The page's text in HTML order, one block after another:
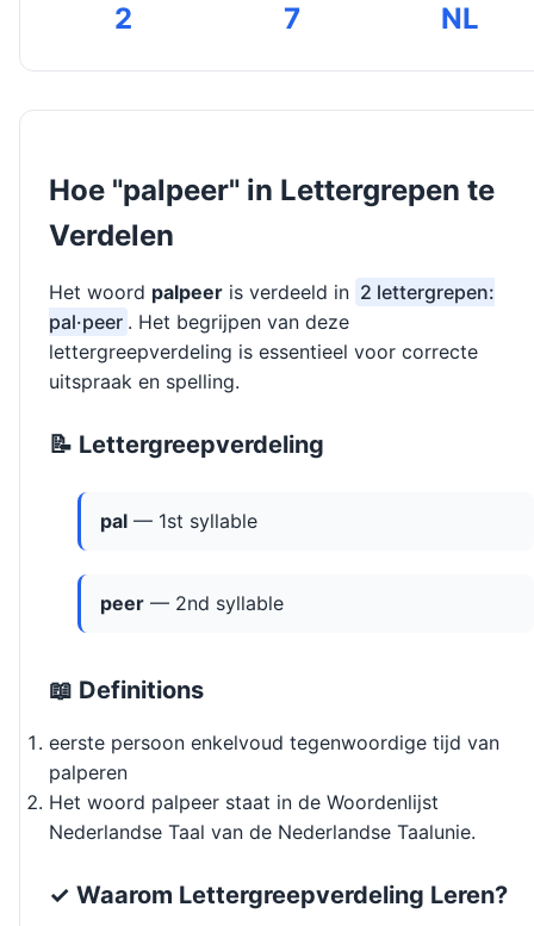
2 7 NL
Hoe "palpeer" in Lettergrepen te
Verdelen
Het woord palpeer is verdeeld in 2 lettergrepen:
pal·peer . Het begrijpen van deze
lettergreepverdeling is essentieel voor correcte
uitspraak en spelling.
📝 Lettergreepverdeling
pal — 1st syllable
peer — 2nd syllable
📖 Definitions
eerste persoon enkelvoud tegenwoordige tijd van
palperen
Het woord palpeer staat in de Woordenlijst
Nederlandse Taal van de Nederlandse Taalunie.
✓ Waarom Lettergreepverdeling Leren?